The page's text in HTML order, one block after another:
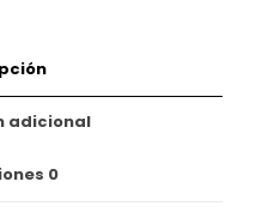
adicional
0